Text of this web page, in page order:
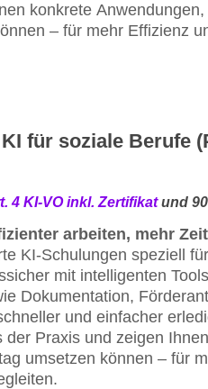
konkrete
– für mehr Effizienz
soziale Berufe
4 KI-VO inkl. Zertifikatund
arbeiten, mehr
KI-Schulungen speziell
mit intelligenten
Dokumentation,
und einfacher
der Praxis und zeigen
umsetzen können – für